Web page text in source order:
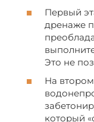
Первый
дренаже
Это не
На втором
который